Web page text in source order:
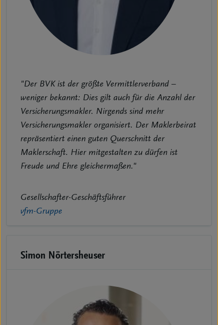
"Der BVK ist der größte Vermittlerverband –
weniger bekannt: Dies gilt auch für die Anzahl der
Versicherungsmakler. Nirgends sind mehr
Versicherungsmakler organisiert. Der Maklerbeirat
repräsentiert einen guten Querschnitt der
Maklerschaft. Hier mitgestalten zu dürfen ist
Freude und Ehre gleichermaßen."
Gesellschafter-Geschäftsführer
vfm-Gruppe
Simon Nörtersheuser